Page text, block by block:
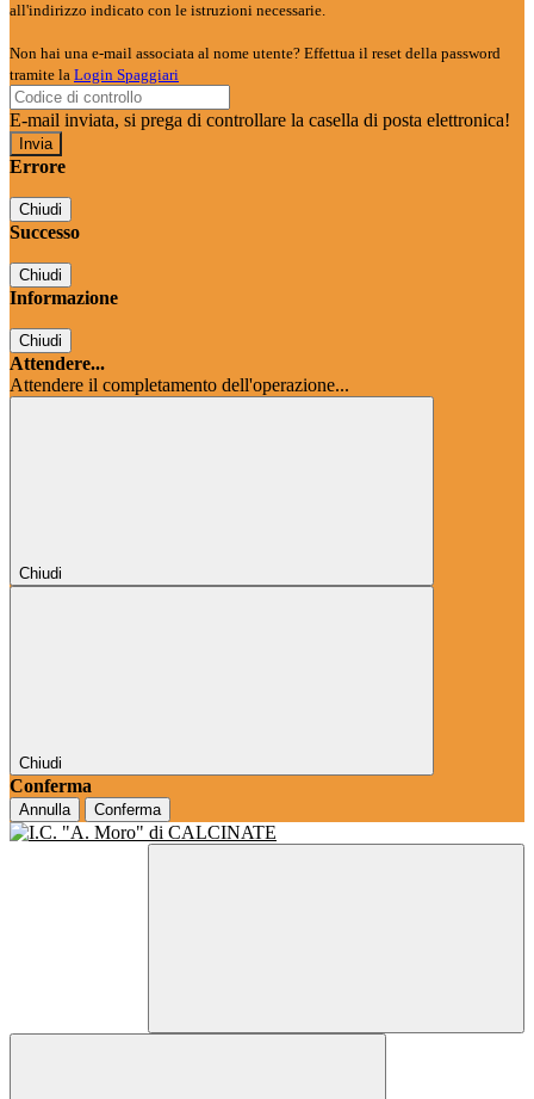
all'indirizzo indicato con le istruzioni necessarie.
Non hai una e-mail associata al nome utente? Effettua il reset della password
tramite la Login Spaggiari
E-mail inviata, si prega di controllare la casella di posta elettronica!
Errore
Chiudi
Successo
Chiudi
Informazione
Chiudi
Attendere...
Attendere il completamento dell'operazione...
Chiudi
Chiudi
Conferma
Annulla Conferma